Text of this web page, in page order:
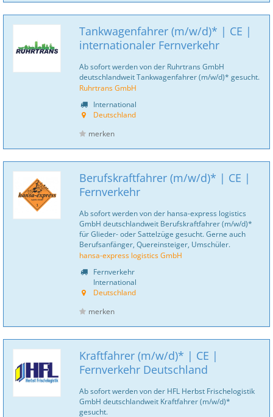
Tankwagenfahrer (m/w/d)* | CE |
internationaler Fernverkehr
Ab sofort werden von der Ruhrtrans GmbH
deutschlandweit Tankwagenfahrer (m/w/d)* gesucht.
Ruhrtrans GmbH
International
Deutschland
merken
Berufskraftfahrer (m/w/d)* | CE |
Fernverkehr
Ab sofort werden von der hansa-express logistics
GmbH deutschlandweit Berufskraftfahrer (m/w/d)*
für Glieder- oder Sattelzüge gesucht. Gerne auch
Berufsanfänger, Quereinsteiger, Umschüler.
hansa-express logistics GmbH
Fernverkehr
International
Deutschland
merken
Kraftfahrer (m/w/d)* | CE |
Fernverkehr Deutschland
Ab sofort werden von der HFL Herbst Frischelogistik
GmbH deutschlandweit Kraftfahrer (m/w/d)*
gesucht.